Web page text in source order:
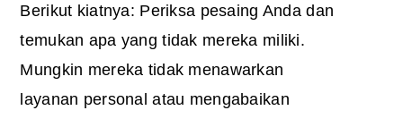
Berikut kiatnya: Periksa pesaing Anda dan
temukan apa yang tidak mereka miliki.
Mungkin mereka tidak menawarkan
layanan personal atau mengabaikan